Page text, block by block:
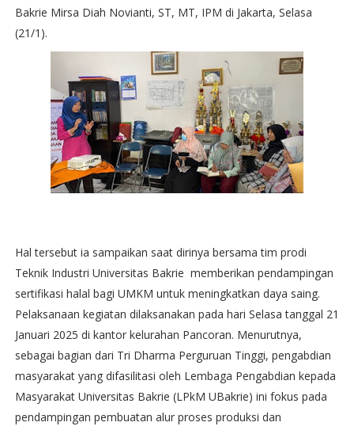
Bakrie Mirsa Diah Novianti, ST, MT, IPM di Jakarta, Selasa
(21/1).
Hal tersebut ia sampaikan saat dirinya bersama tim prodi
Teknik Industri Universitas Bakrie memberikan pendampingan
sertifikasi halal bagi UMKM untuk meningkatkan daya saing.
Pelaksanaan kegiatan dilaksanakan pada hari Selasa tanggal 21
Januari 2025 di kantor kelurahan Pancoran. Menurutnya,
sebagai bagian dari Tri Dharma Perguruan Tinggi, pengabdian
masyarakat yang difasilitasi oleh Lembaga Pengabdian kepada
Masyarakat Universitas Bakrie (LPkM UBakrie) ini fokus pada
pendampingan pembuatan alur proses produksi dan